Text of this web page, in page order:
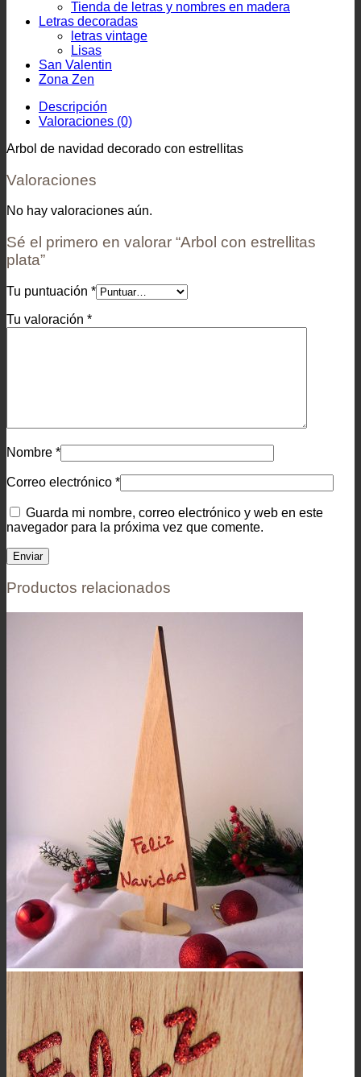
Tienda de letras y nombres en madera
Letras decoradas
letras vintage
Lisas
San Valentin
Zona Zen
Descripción
Valoraciones (0)
Arbol de navidad decorado con estrellitas
Valoraciones
No hay valoraciones aún.
Sé el primero en valorar “Arbol con estrellitas
plata”
Tu puntuación *
Tu valoración *
Nombre *
Correo electrónico *
Guarda mi nombre, correo electrónico y web en este
navegador para la próxima vez que comente.
Productos relacionados